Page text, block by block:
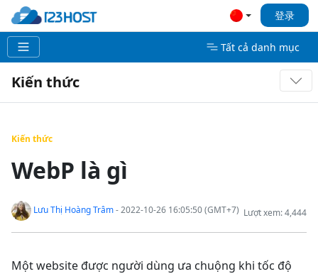
登录
Tất cả danh mục
Kiến thức
Kiến thức
WebP là gì
Lượt xem: 4,444
Lưu Thị Hoàng Trâm- 2022-10-26 16:05:50 (GMT+7)
Một website được người dùng ưa chuộng khi tốc độ